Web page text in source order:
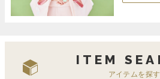
ITEM
アイテムを探す